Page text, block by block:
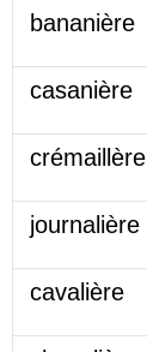
bananière
casanière
crémaillère
journalière
cavalière